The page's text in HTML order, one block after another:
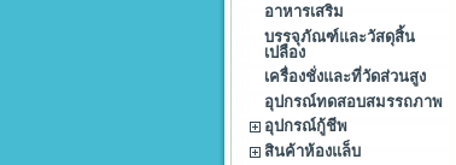
อาหารเสริม
บรรจุภัณฑ์และวัสดุสิ้น
เปลือง
เครื่องชั่งและที่วัดส่วนสูง
อุปกรณ์ทดสอบสมรรถภาพ
อุปกรณ์กู้ชีพ
สินค้าห้องแล็บ